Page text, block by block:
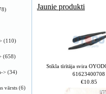
Jaunie produkti
Stikla tīrītāja svira
61623400708
€10.85
(110)
(658)
> (34)
vārsts (6)